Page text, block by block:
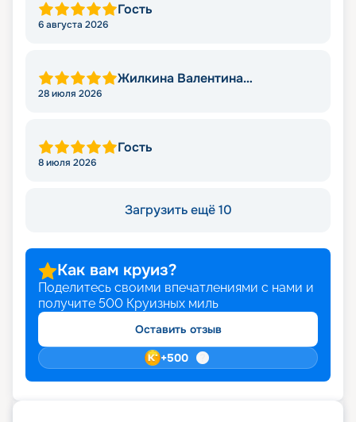
Гость
6 августа 2026
Жилкина Валентина
28 июля 2026
Гость
8 июля 2026
Загрузить ещё 10
Как вам круиз?
Поделитесь своими впечатлениями с нами и
получите 500 Круизных миль
Оставить отзыв
+500